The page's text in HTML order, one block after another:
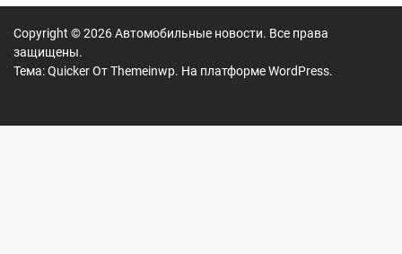
Copyright © 2026Автомобильные новости. Все права
защищены.
Тема: Quicker ОтThemeinwp. На платформеWordPress.